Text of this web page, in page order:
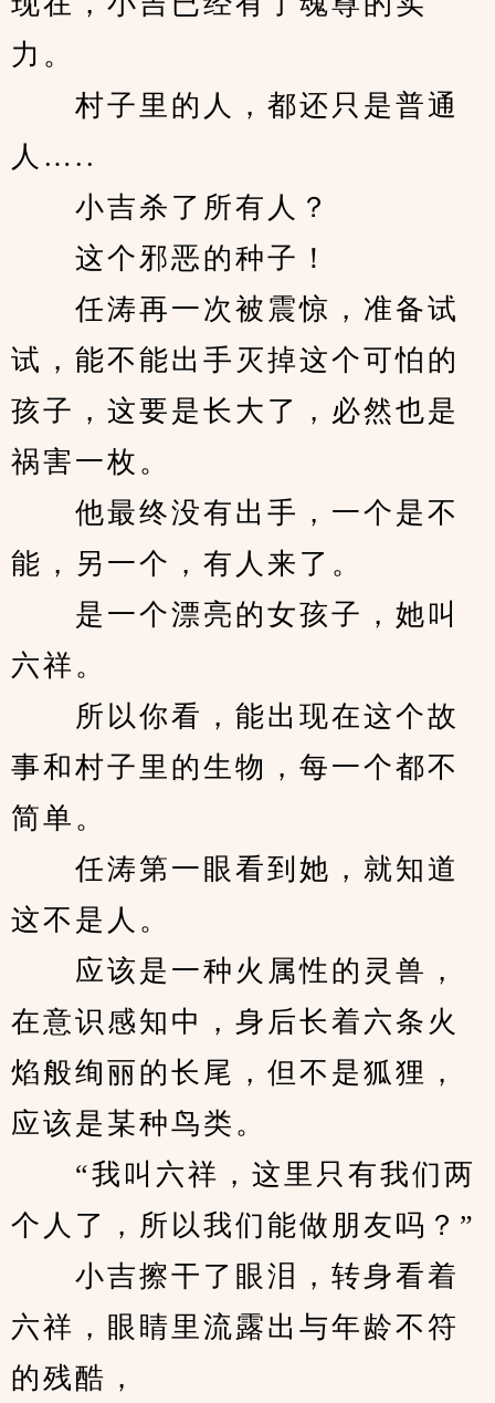
力。
村子里的人，都还只是普通
人…..
小吉杀了所有人？
这个邪恶的种子！
任涛再一次被震惊，准备试
试，能不能出手灭掉这个可怕的
孩子，这要是长大了，必然也是
祸害一枚。
他最终没有出手，一个是不
能，另一个，有人来了。
是一个漂亮的女孩子，她叫
六祥。
所以你看，能出现在这个故
事和村子里的生物，每一个都不
简单。
任涛第一眼看到她，就知道
这不是人。
应该是一种火属性的灵兽，
在意识感知中，身后长着六条火
焰般绚丽的长尾，但不是狐狸，
应该是某种鸟类。
“我叫六祥，这里只有我们两
个人了，所以我们能做朋友吗？”
小吉擦干了眼泪，转身看着
六祥，眼睛里流露出与年龄不符
的残酷，